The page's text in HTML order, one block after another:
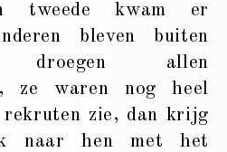
tweede kwam er
bleven buiten
allen
ze waren nog heel
zie, dan krijg
naar hen met het